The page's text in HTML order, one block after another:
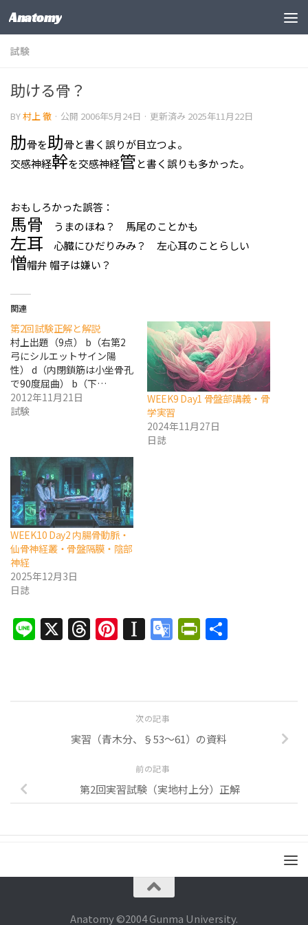
コンテンツの下
Anatomy
試験
助ける骨？
BY村上 徹 · 公開 2006年5月24日 · 更新済み 2025年11月22日
肋骨を助骨と書く誤りが目立つよ。
交感神経幹を交感神経管と書く誤りも多かった。
おもしろかった誤答：
馬骨 うまのほね？ 馬尾のことかも
左耳 心臓にひだりみみ？ 左心耳のことらしい
憎帽弁 帽子は嫌い？
関連
第2回試験正解と解説
村上出題（9点） b（右第2
弓にシルエットサイン陽
性） d（内閉鎖筋は小坐骨孔
で90度屈曲） b（下…
2012年11月21日
試験
WEEK9 Day1 骨盤部講義・骨
学実習
2024年11月27日
日誌
WEEK10 Day2 内腸骨動脈・
仙骨神経叢・骨盤隔膜・陰部
神経
2025年12月3日
日誌
Line
X Threads
Pinterest
Instapaper
Google
次の記事
実習（青木分、§53〜61）の資料
前の記事
第2回実習試験（実地村上分）正解
Anatomy ©2004 Gunma University.